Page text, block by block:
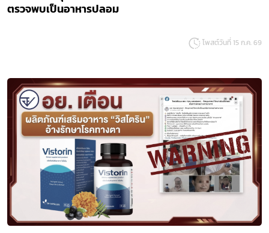
ตรวจพบเป็นอาหารปลอม
โพสต์วันที่ 15 ก.ค. 69
Subscribe
covid
พรบ